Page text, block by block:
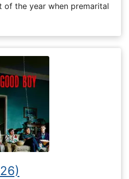
of the year when premarital